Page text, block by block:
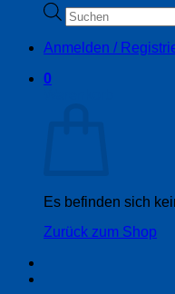
Products
search
Anmelden /
0
Es befinden sich
Zurück zum Shop